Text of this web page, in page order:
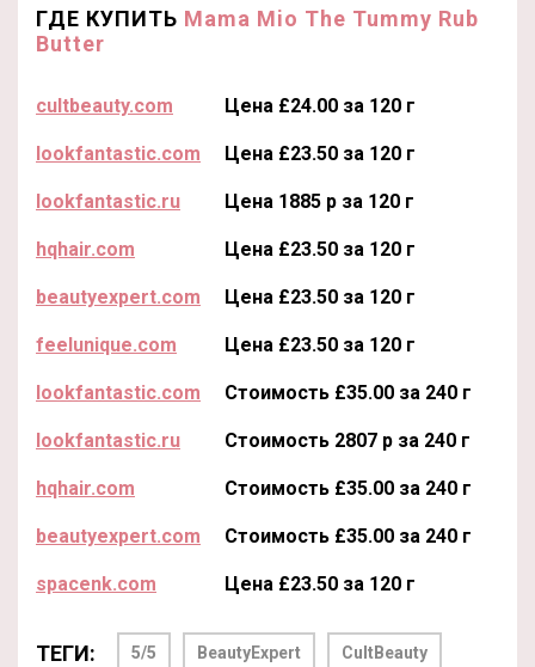
ГДЕ КУПИТЬ Mama Mio The Tummy Rub
Butter
cultbeauty.com Цена £24.00 за 120 г
lookfantastic.com Цена £23.50 за 120 г
lookfantastic.ru Цена 1885 р за 120 г
hqhair.com Цена £23.50 за 120 г
beautyexpert.com Цена £23.50 за 120 г
feelunique.com Цена £23.50 за 120 г
lookfantastic.com Стоимость £35.00 за 240 г
lookfantastic.ru Стоимость 2807 р за 240 г
hqhair.com Стоимость £35.00 за 240 г
beautyexpert.com Стоимость £35.00 за 240 г
spacenk.com Цена £23.50 за 120 г
ТЕГИ: 5/5 BeautyExpert CultBeauty